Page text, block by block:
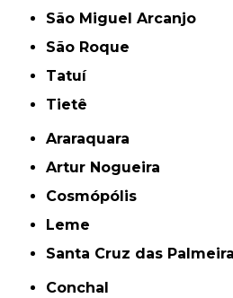
São Miguel Arcanjo
São Roque
Tatuí
Tietê
Araraquara
Artur Nogueira
Cosmópólis
Leme
Santa Cruz das
Conchal